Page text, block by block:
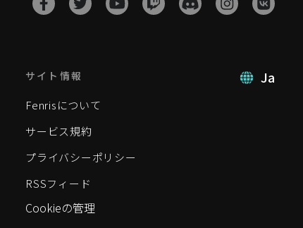
Ja
サイト情報
Fenrisについて
サービス規約
プライバシーポリシー
RSSフィード
Cookieの管理